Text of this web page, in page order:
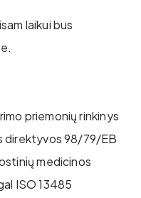
laikui bus
priemonių rinkinys
direktyvos 98/79/EB
medicinos
ISO 13485